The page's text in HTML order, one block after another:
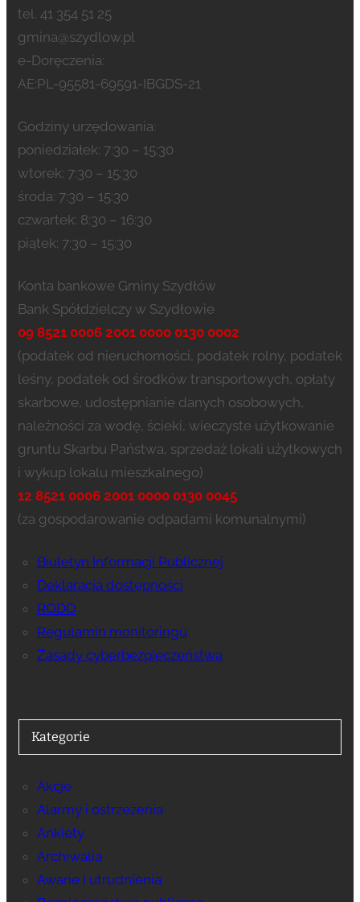
tel. 41 354 51 25
gmina@szydlow.pl
e-Doręczenia:
AE:PL-95581-69591-IBGDS-21
Godziny urzędowania:
poniedziałek: 7:30 – 15:30
wtorek: 7:30 – 15:30
środa: 7:30 – 15:30
czwartek: 8:30 – 16:30
piątek: 7:30 – 15:30
Konta bankowe Gminy Szydłów
Bank Spółdzielczy w Szydłowie
09 8521 0006 2001 0000 0130 0002
(podatek od nieruchomości, podatek rolny, podatek
leśny, podatek od środków transportowych, opłaty
skarbowe, udostępnianie danych osobowych,
należności za wodę, ścieki, wieczyste użytkowanie
gruntu Skarbu Państwa, sprzedaż lokali użytkowych
i wykup lokalu mieszkalnego)
12 8521 0006 2001 0000 0130 0045
(za gospodarowanie odpadami komunalnymi)
Biuletyn Informacji Publicznej
Deklaracja dostępności
RODO
Regulamin monitoringu
Zasady cyberbezpieczeństwa
Kategorie
Akcje
Alarmy i ostrzeżenia
Ankiety
Archiwalia
Awarie i utrudnienia